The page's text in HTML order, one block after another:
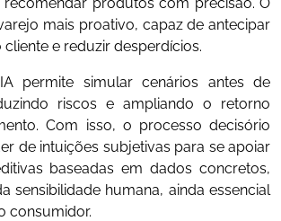
mais proativo, capaz de antecipar
cliente e reduzir desperdícios.
permite simular cenários antes de
riscos e ampliando o retorno
Com isso, o processo decisório
de intuições subjetivas para se apoiar
baseadas em dados concretos,
sensibilidade humana, ainda essencial
consumidor.